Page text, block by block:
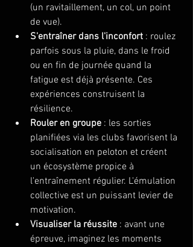
(un ravitaillement, un col, un point
de vue).
S'entraîner dans l'inconfort : roulez
parfois sous la pluie, dans le froid
ou en fin de journée quand la
fatigue est déjà présente. Ces
expériences construisent la
résilience.
Rouler en groupe : les sorties
planifiées via les clubs favorisent la
socialisation en peloton et créent
un écosystème propice à
l'entraînement régulier. L'émulation
collective est un puissant levier de
motivation.
Visualiser la réussite : avant une
épreuve, imaginez les moments